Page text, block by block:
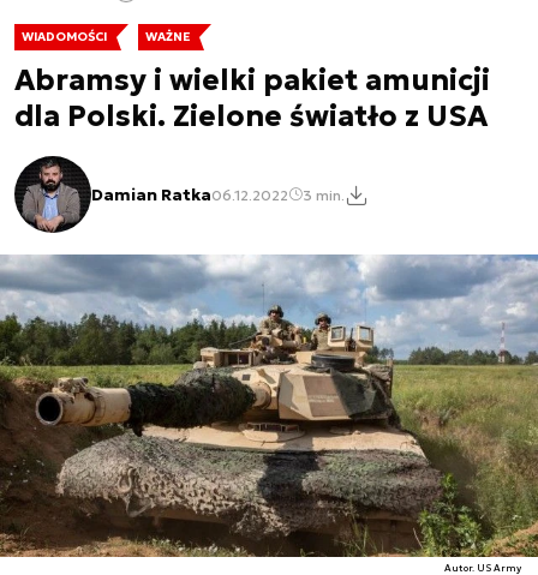
WIADOMOŚCI WAŻNE
Abramsy i wielki pakiet amunicji
dla Polski. Zielone światło z USA
Damian Ratka06.12.2022 3 min.
Autor. US Army